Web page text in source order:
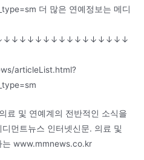
더 많은 연예정보는 메디
articleList.html?
료 및 연예계의 전반적인 소식을
먼트뉴스 인터넷신문. 의료 및
는 www.mmnews.co.kr